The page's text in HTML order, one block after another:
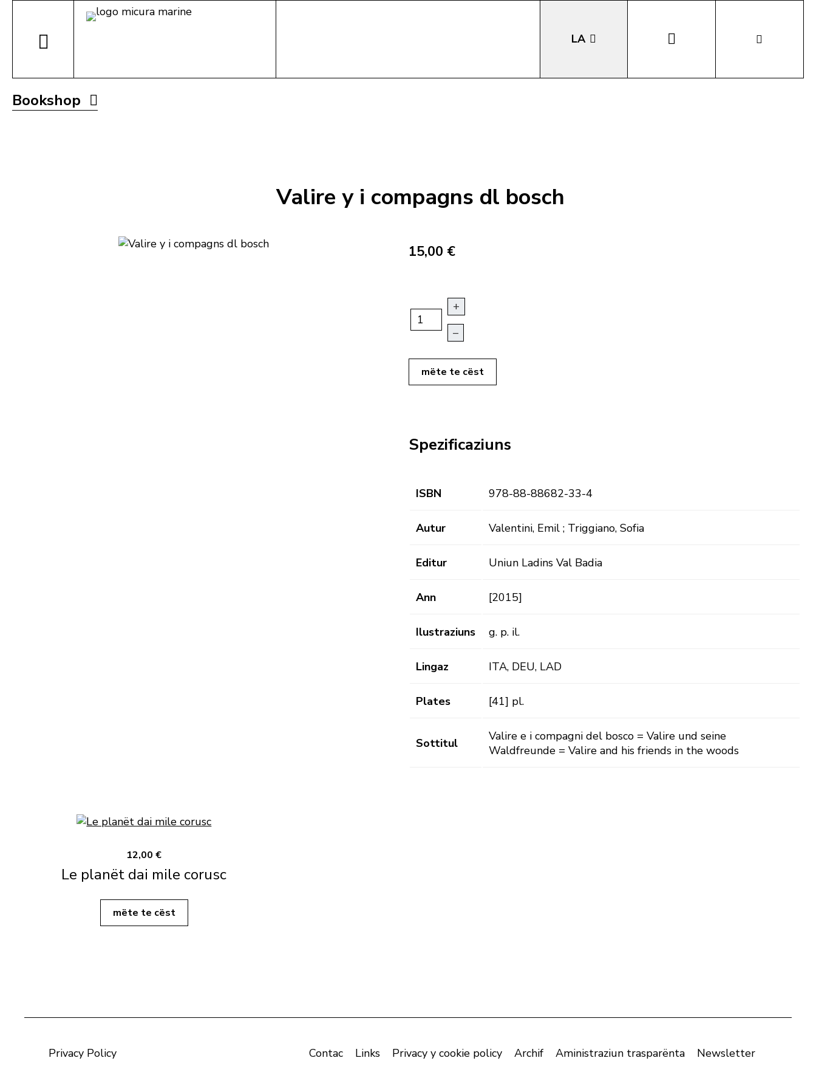
LA
Bookshop
Valire y i compagns dl bosch
15,00 €
+
–
mëte te cëst
Spezificaziuns
ISBN 978-88-88682-33-4
Autur Valentini, Emil ; Triggiano, Sofia
Editur Uniun Ladins Val Badia
Ann [2015]
Ilustraziuns g. p. il.
Lingaz ITA, DEU, LAD
Plates [41] pl.
Sottitul
Valire e i compagni del bosco = Valire und seine
Waldfreunde = Valire and his friends in the woods
12,00 €
Le planët dai mile corusc
mëte te cëst
Privacy Policy Contac Links Privacy y cookie policy Archif Aministraziun trasparënta Newsletter